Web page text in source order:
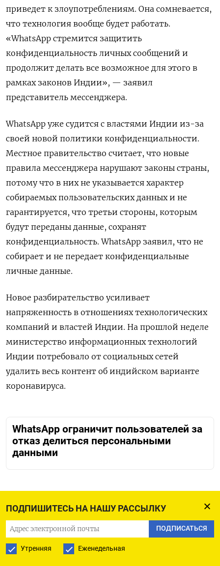
ПОДПИШИТЕСЬ НА НАШУ РАССЫЛКУ
ПОДПИСАТЬСЯ
Утренняя Еженедельная
приведет к злоупотреблениям. Она сомневается,
что технология вообще будет работать.
«WhatsApp стремится защитить
конфиденциальность личных сообщений и
продолжит делать все возможное для этого в
рамках законов Индии», — заявил
представитель мессенджера.
WhatsApp уже судится с властями Индии из-за
своей новой политики конфиденциальности.
Местное правительство считает, что новые
правила мессенджера нарушают законы страны,
потому что в них не указывается характер
собираемых пользовательских данных и не
гарантируется, что третьи стороны, которым
будут переданы данные, сохранят
конфиденциальность. WhatsApp заявил, что не
собирает и не передает конфиденциальные
личные данные.
Новое разбирательство усиливает
напряженность в отношениях технологических
компаний и властей Индии. На прошлой неделе
министерство информационных технологий
Индии потребовало от социальных сетей
удалить весь контент об индийском варианте
коронавируса.
WhatsApp ограничит пользователей за
отказ делиться персональными
данными
VTimes
VTimes - это медиапроект, созданный бывшей
командой журналистов «Ведомостей».